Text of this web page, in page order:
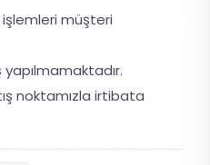
müşteri
noktamızla irtibata